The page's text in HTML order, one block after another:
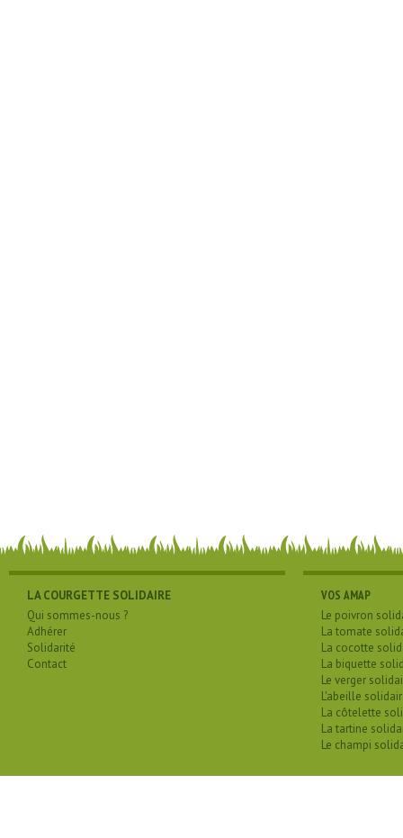
LA COURGETTE SOLIDAIRE
Qui sommes-nous ?
Adhérer
Solidarité
Contact
VOS AMAP
Le poivron
La tomate
La cocotte
La biquette
Le verger
L'abeille
La côtelette
La tartine
Le champi